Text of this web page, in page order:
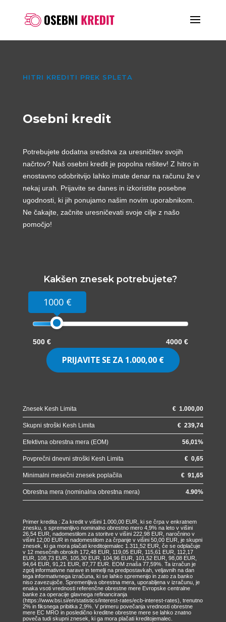
HITRI KREDITI PREK SPLETA
Osebni kredit
Potrebujete dodatna sredstva za uresničitev svojih
načrtov? Naš osebni kredit je popolna rešitev! Z hitro in
enostavno odobritvijo lahko imate denar na računu že v
nekaj urah. Prijavite se danes in izkoristite posebne
ugodnosti, ki jih ponujamo našim novim uporabnikom.
Ne čakajte, začnite uresničevati svoje cilje z našo
pomočjo!
Kakšen znesek potrebujete?
1000 €
500 € 4000 €
PRIJAVITE SE ZA 1.000,00 €
Znesek Kesh Limita €1.000,00
Skupni stroški Kesh Limita €239,74
Efektivna obrestna mera (EOM) 56,01%
Povprečni dnevni stroški Kesh Limita €0,65
Minimalni mesečni znesek poplačila €91,65
Obrestna mera (nominalna obrestna mera) 4.90%
Primer kredita : Za kredit v višini 1.000,00 EUR, ki se črpa v enkratnem
znesku, s spremenljivo nominalno obrestno mero 4,9% na leto v višini
26,54 EUR, nadomestilom za storitve v višini 222,98 EUR, naročnino v
višini 12,00 EUR in nadomestilom za črpanje v višini 50,00 EUR, je skupni
znesek, ki ga mora plačati kreditojemalec 1.311,52 EUR, če se odplačuje
v 12 mesečnih obrokih 172,48 EUR, 119,05 EUR, 115,61 EUR, 112,17
EUR, 108,73 EUR, 105,30 EUR, 104,96 EUR, 101,52 EUR, 98,08 EUR,
94,64 EUR, 91,21 EUR, 87,77 EUR. EOM znaša 77,59%. Ta izračun je
zgolj informativne narave in temelji na predpostavkah, veljavnih na dan
tega informativnega izračuna, ki se lahko spremenijo in zato za banko
niso zavezujoče. Spremenljiva obrestna mera, uporabljena v izračunu, je
enaka vsoti vrednosti referenčne obrestne mere Evropske centralne
banke za operacije glavnega refinanciranja
(https://www.bsi.si/en/statistics/interest-rates/ecb-interest-rates), trenutno
2% in fiksnega pribitka 2,9%. V primeru povečanja vrednosti obrestne
mere EC MRO in posledično kreditne obrestne mere se lahko znatno
poveča tudi skupni znesek, ki ga mora plačati kreditojemalec.